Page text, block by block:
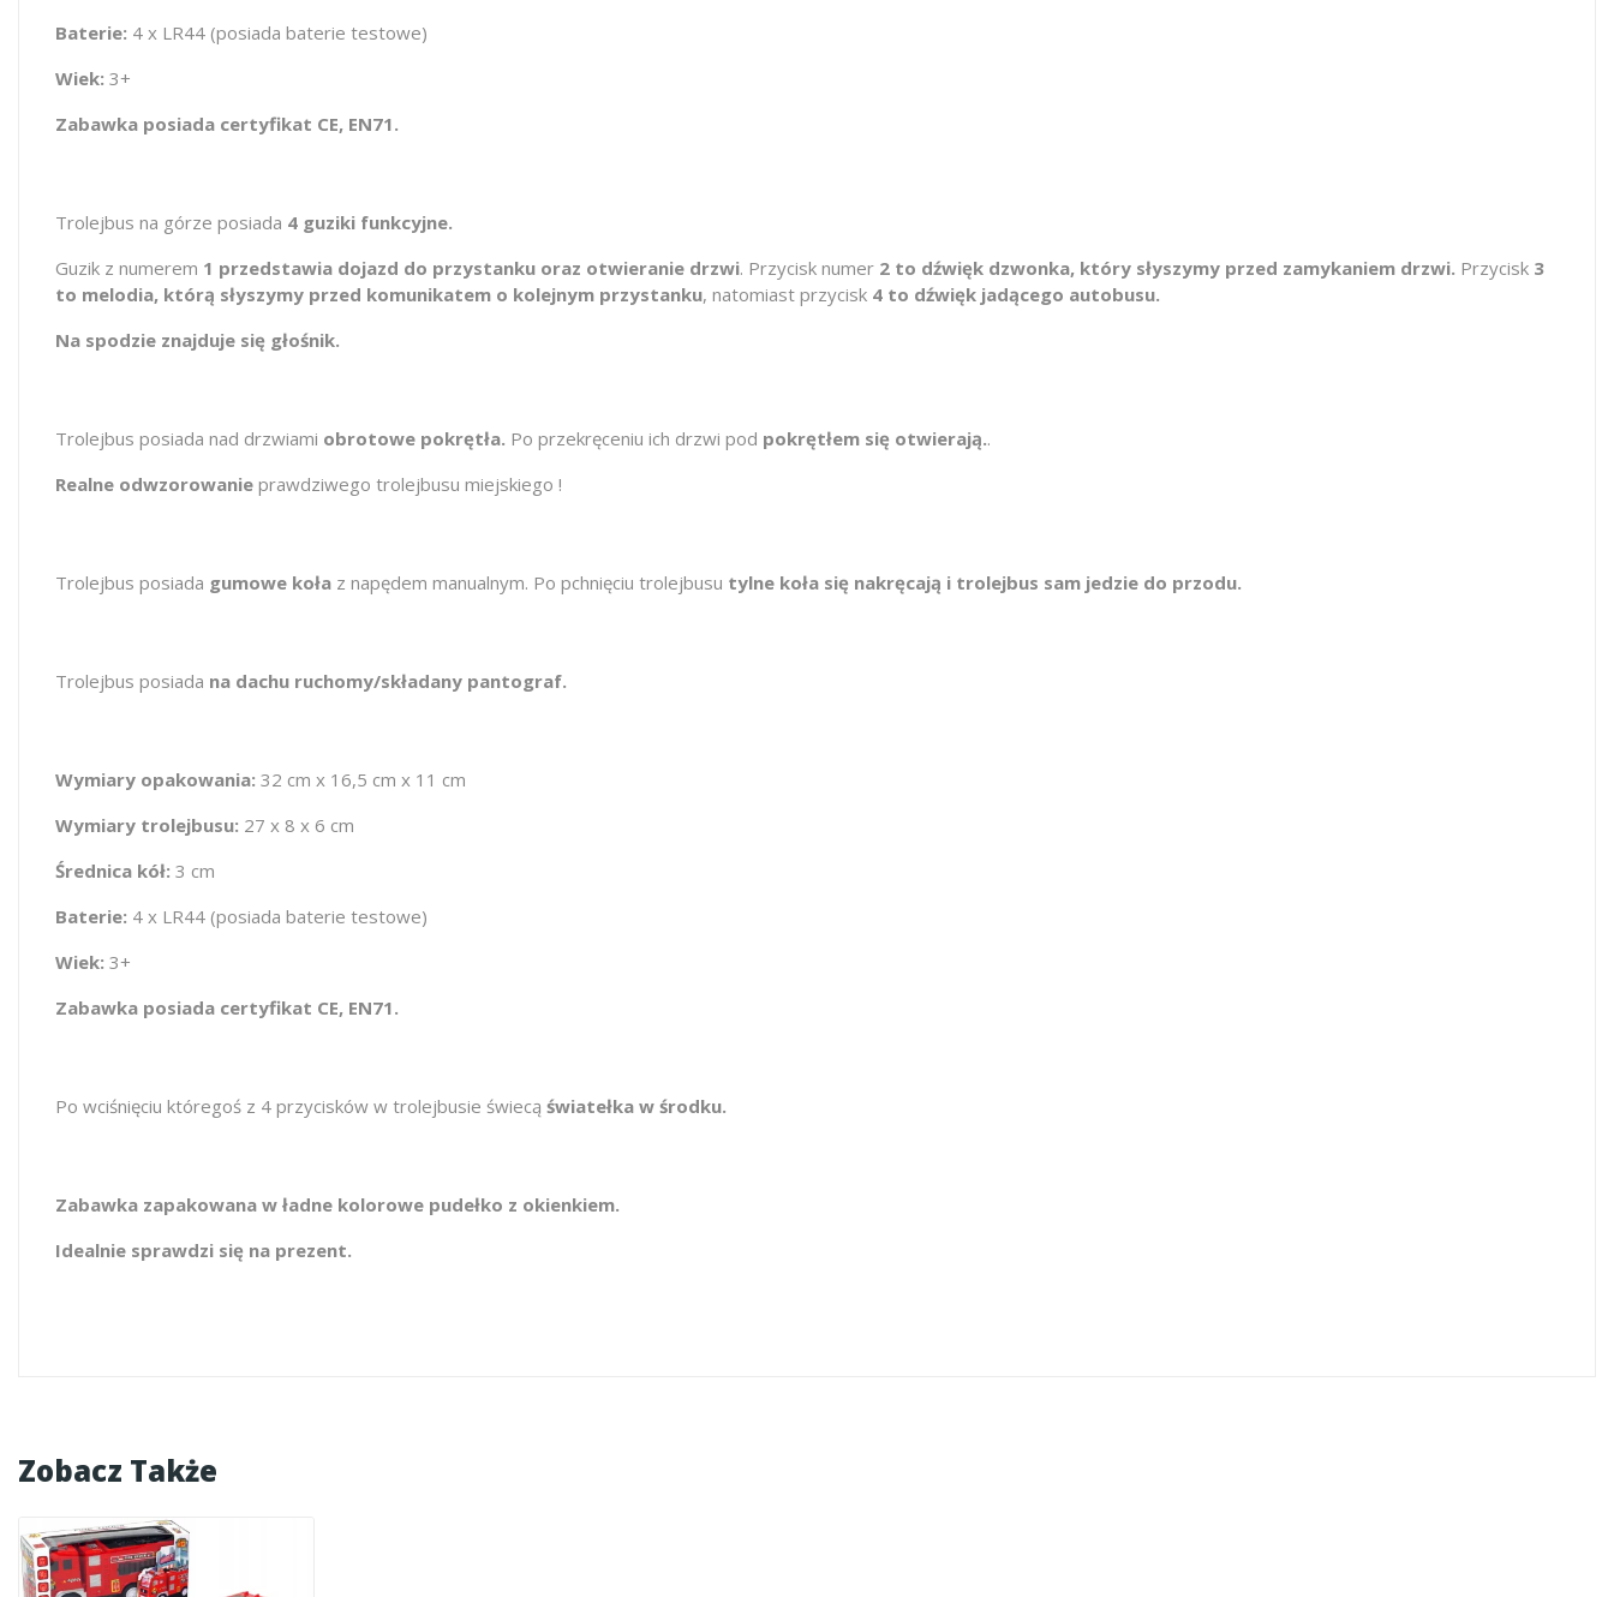
Baterie: 4 x LR44 (posiada baterie testowe)
Wiek: 3+
Zabawka posiada certyfikat CE, EN71.
Trolejbus na górze posiada 4 guziki funkcyjne.
Guzik z numerem 1 przedstawia dojazd do przystanku oraz otwieranie drzwi. Przycisk numer 2 to dźwięk dzwonka, który słyszymy przed zamykaniem drzwi. Przycisk 3
to melodia, którą słyszymy przed komunikatem o kolejnym przystanku, natomiast przycisk 4 to dźwięk jadącego autobusu.
Na spodzie znajduje się głośnik.
Trolejbus posiada nad drzwiami obrotowe pokrętła. Po przekręceniu ich drzwi pod pokrętłem się otwierają..
Realne odwzorowanie prawdziwego trolejbusu miejskiego !
Trolejbus posiada gumowe koła z napędem manualnym. Po pchnięciu trolejbusu tylne koła się nakręcają i trolejbus sam jedzie do przodu.
Trolejbus posiada na dachu ruchomy/składany pantograf.
Wymiary opakowania: 32 cm x 16,5 cm x 11 cm
Wymiary trolejbusu: 27 x 8 x 6 cm
Średnica kół: 3 cm
Baterie: 4 x LR44 (posiada baterie testowe)
Wiek: 3+
Zabawka posiada certyfikat CE, EN71.
Po wciśnięciu któregoś z 4 przycisków w trolejbusie świecą światełka w środku.
Zabawka zapakowana w ładne kolorowe pudełko z okienkiem.
Idealnie sprawdzi się na prezent.
Zobacz Także